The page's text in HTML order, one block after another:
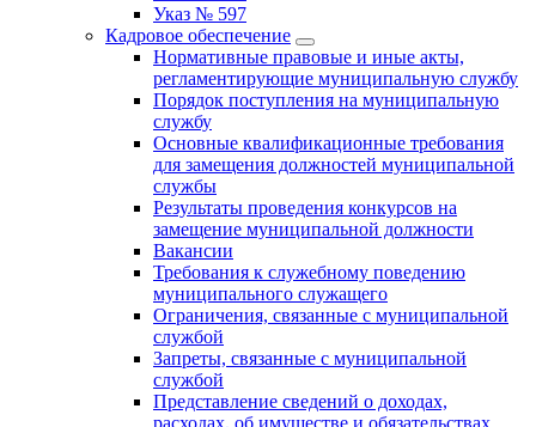
Указ № 597
Кадровое обеспечение
Нормативные правовые и иные акты,
регламентирующие муниципальную службу
Порядок поступления на муниципальную
службу
Основные квалификационные требования
для замещения должностей муниципальной
службы
Результаты проведения конкурсов на
замещение муниципальной должности
Вакансии
Требования к служебному поведению
муниципального служащего
Ограничения, связанные с муниципальной
службой
Запреты, связанные с муниципальной
службой
Представление сведений о доходах,